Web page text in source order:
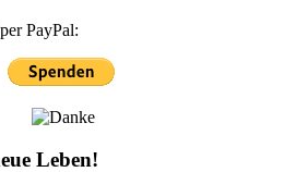
PayPal:
Leben!